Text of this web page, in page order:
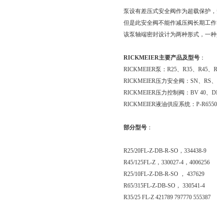
泵设有差压式安全阀作为超载保护
但是此安全阀不能作减压阀长期工
该泵轴端密封设计为两种形式，一
RICKMEIER主要产品及型号 ：
RICKMEIER泵：R25、R35、R45、
RICKMEIER压力安全阀：SN、RS
RICKMEIER压力控制阀：BV 40、
RICKMEIER液油供应系统：P-
部分型号 ：
R25/20FL-Z-DB-R-SO，334438-9
R45/125FL-Z，330027-4，4006256
R25/10FL-Z-DB-R-SO ， 437629
R65/315FL-Z-DB-SO， 330541-4
R35/25 FL-Z 421789 797770 555387